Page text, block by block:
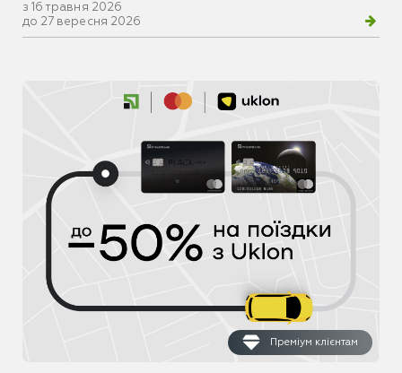
з 16 травня 2026
до 27 вересня 2026
Преміум клієнтам